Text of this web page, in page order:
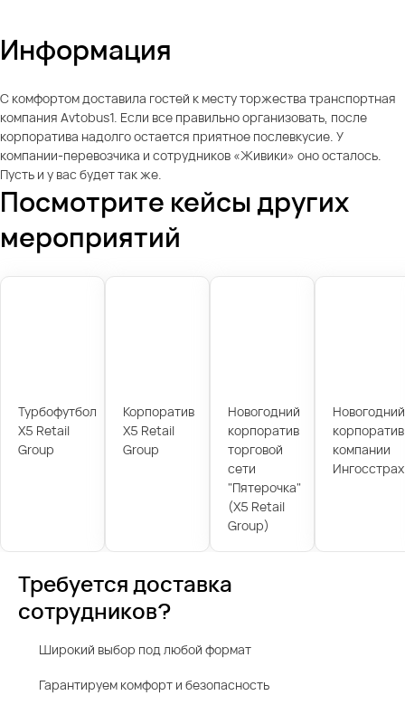
Информация
С комфортом доставила гостей к месту торжества транспортная
компания Avtobus1. Если все правильно организовать, после
корпоратива надолго остается приятное послевкусие. У
компании-перевозчика и сотрудников «Живики» оно осталось.
Пусть и у вас будет так же.
Посмотрите кейсы других
мероприятий
Турбофутбол
X5 Retail
Group
Корпоратив
X5 Retail
Group
Новогодний
корпоратив
торговой
сети
"Пятерочка"
(X5 Retail
Group)
Новогодний
корпоратив
компании
Ингосстрах
Требуется доставка
сотрудников?
Широкий выбор под любой формат
Гарантируем комфорт и безопасность